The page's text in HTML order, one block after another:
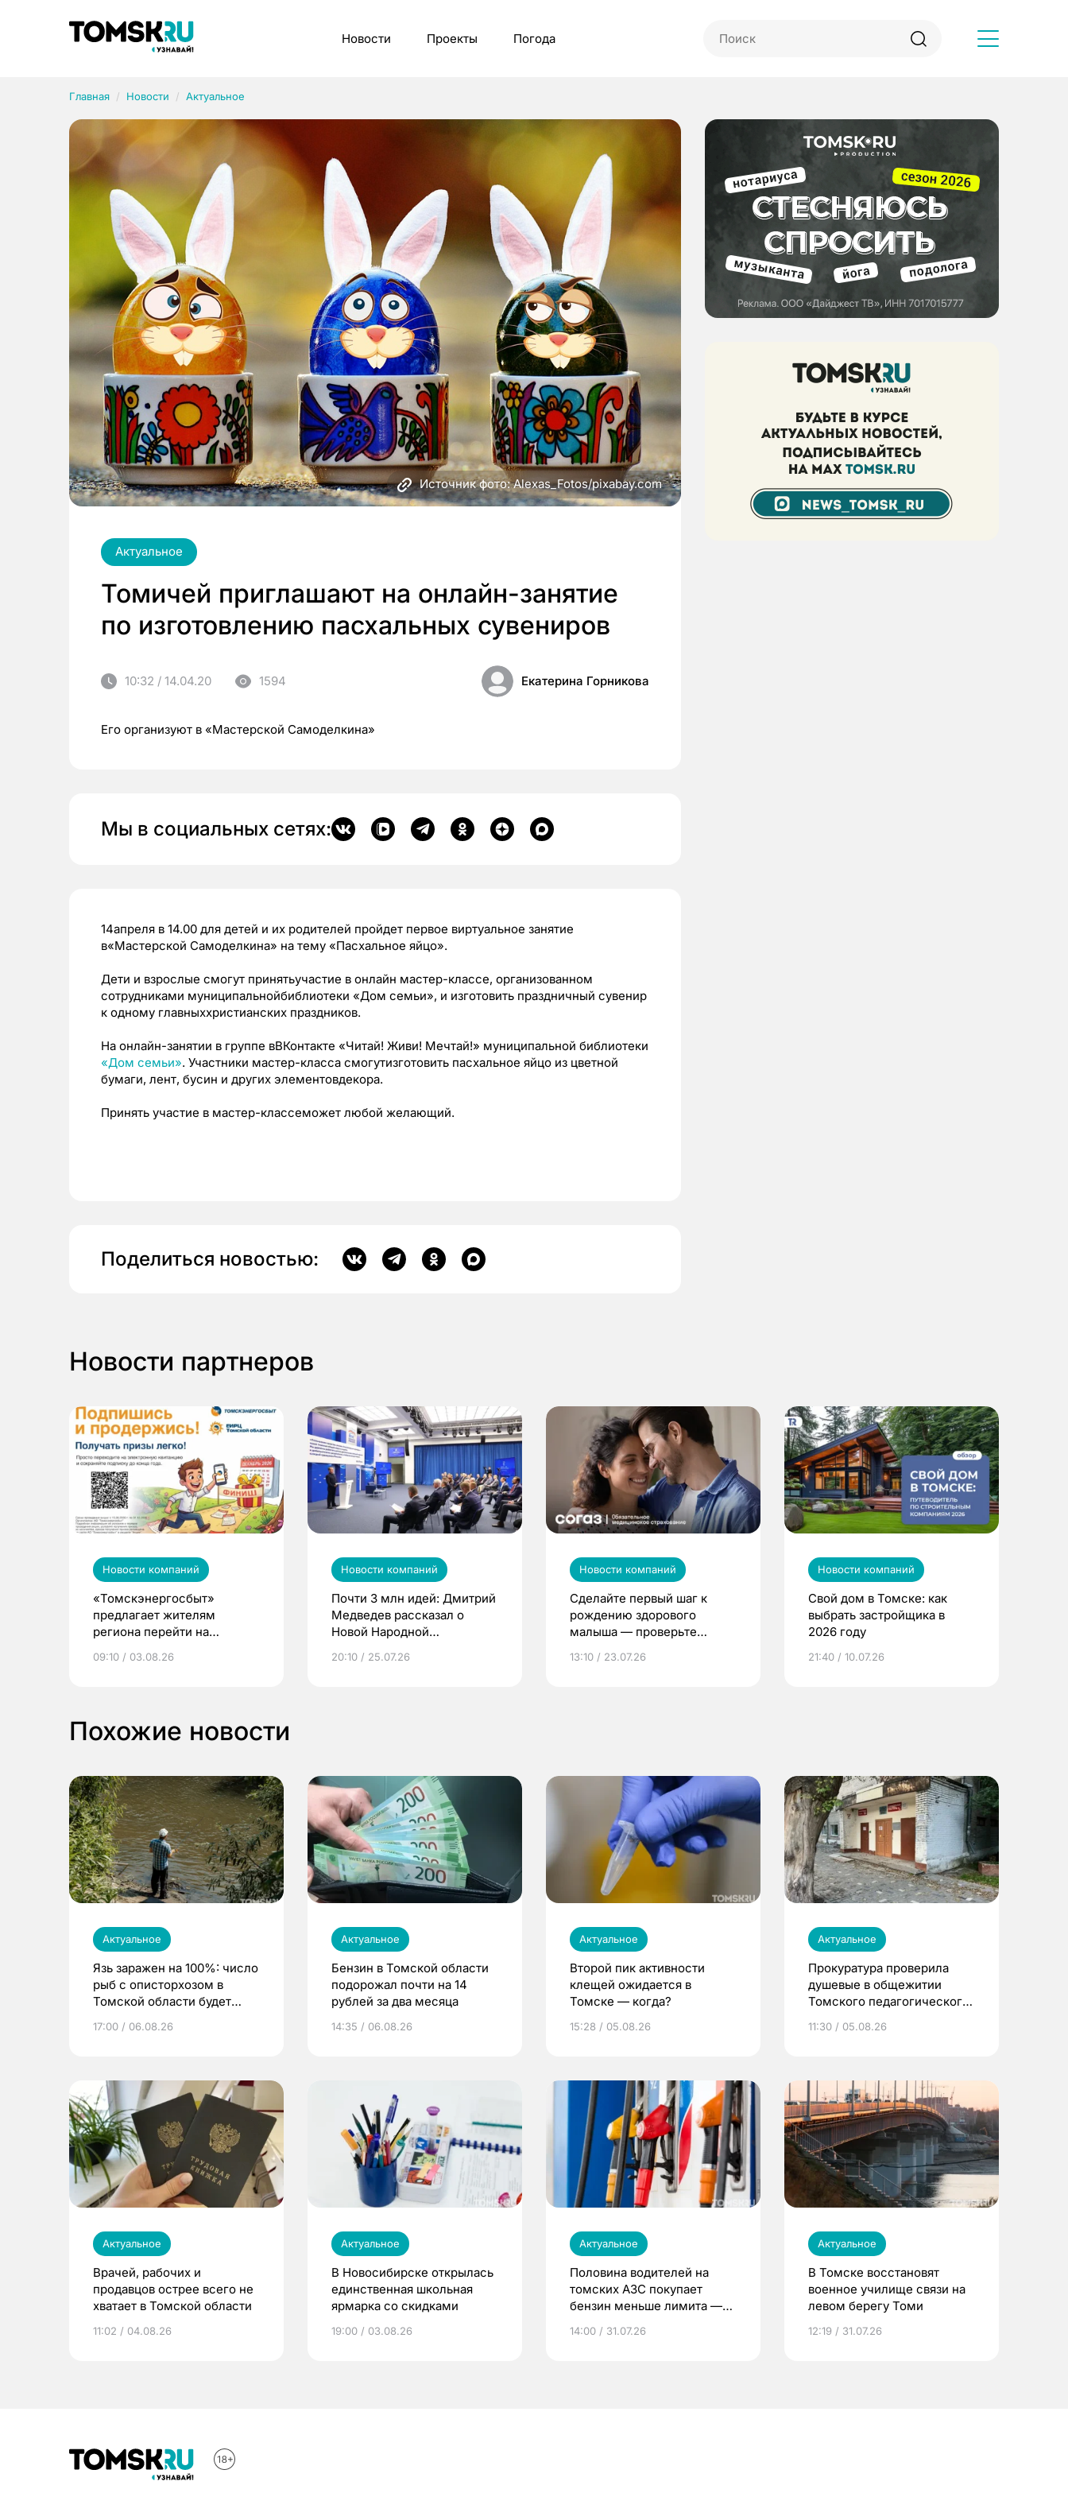
Новости Проекты Погода
Главная Новости Актуальное
Источник фото: Alexas_Fotos/pixabay.com
Актуальное
Томичей приглашают на онлайн-занятие
по изготовлению пасхальных сувениров
10:32 / 14.04.20 1594 Екатерина Горникова
Его организуют в «Мастерской Самоделкина»
Мы в социальных сетях:
14апреля в 14.00 для детей и их родителей пройдет первое виртуальное занятие
в«Мастерской Самоделкина» на тему «Пасхальное яйцо».
Дети и взрослые смогут принятьучастие в онлайн мастер-классе, организованном
сотрудниками муниципальнойбиблиотеки «Дом семьи», и изготовить праздничный сувенир
к одному главныххристианских праздников.
На онлайн-занятии в группе вВКонтакте «Читай! Живи! Мечтай!» муниципальной библиотеки
«Дом семьи». Участники мастер-класса смогутизготовить пасхальное яйцо из цветной
бумаги, лент, бусин и других элементовдекора.
Принять участие в мастер-классеможет любой желающий.
Поделиться новостью:
Новости партнеров
Новости компаний
«Томскэнергосбыт»
предлагает жителям
региона перейти на
выиграть призы
09:10 / 03.08.26
Новости компаний
Почти 3 млн идей: Дмитрий
Медведев рассказал о
Новой Народной
20:10 / 25.07.26
Новости компаний
Сделайте первый шаг к
рождению здорового
малыша — проверьте
по ОМС!
13:10 / 23.07.26
Новости компаний
Свой дом в Томске: как
выбрать застройщика в
2026 году
21:40 / 10.07.26
Похожие новости
Актуальное
Язь заражен на 100%: число
рыб с описторхозом в
Томской области будет
17:00 / 06.08.26
Актуальное
Бензин в Томской области
подорожал почти на 14
рублей за два месяца
14:35 / 06.08.26
Актуальное
Второй пик активности
клещей ожидается в
Томске — когда?
15:28 / 05.08.26
Актуальное
Прокуратура проверила
душевые в общежитии
Томского педагогического
11:30 / 05.08.26
Актуальное
Врачей, рабочих и
продавцов острее всего не
хватает в Томской области
11:02 / 04.08.26
Актуальное
В Новосибирске открылась
единственная школьная
ярмарка со скидками
19:00 / 03.08.26
Актуальное
Половина водителей на
томских АЗС покупает
бензин меньше лимита —
14:00 / 31.07.26
Актуальное
В Томске восстановят
военное училище связи на
левом берегу Томи
12:19 / 31.07.26
Рубрики